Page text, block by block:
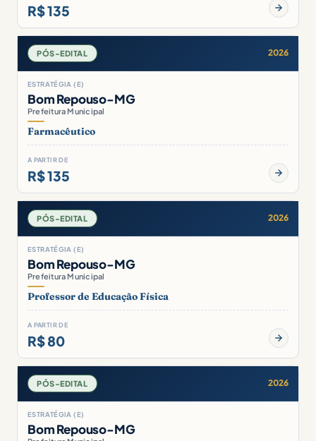
R$ 135
PÓS-EDITAL 2026
ESTRATÉGIA (E)
Bom Repouso-MG
Prefeitura Municipal
Farmacêutico
A PARTIR DE
R$ 135
PÓS-EDITAL 2026
ESTRATÉGIA (E)
Bom Repouso-MG
Prefeitura Municipal
Professor de Educação Física
A PARTIR DE
R$ 80
PÓS-EDITAL 2026
ESTRATÉGIA (E)
Bom Repouso-MG